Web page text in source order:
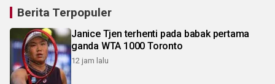
Berita Terpopuler
Janice Tjen terhenti pada babak pertama
ganda WTA 1000 Toronto
12 jam lalu